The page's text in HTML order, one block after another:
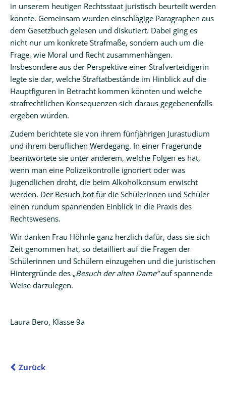
in unserem heutigen Rechtsstaat juristisch beurteilt werden
könnte. Gemeinsam wurden einschlägige Paragraphen aus
dem Gesetzbuch gelesen und diskutiert. Dabei ging es
nicht nur um konkrete Strafmaße, sondern auch um die
Frage, wie Moral und Recht zusammenhängen.
Insbesondere aus der Perspektive einer Strafverteidigerin
legte sie dar, welche Straftatbestände im Hinblick auf die
Hauptfiguren in Betracht kommen könnten und welche
strafrechtlichen Konsequenzen sich daraus gegebenenfalls
ergeben würden.
Zudem berichtete sie von ihrem fünfjährigen Jurastudium
und ihrem beruflichen Werdegang. In einer Fragerunde
beantwortete sie unter anderem, welche Folgen es hat,
wenn man eine Polizeikontrolle ignoriert oder was
Jugendlichen droht, die beim Alkoholkonsum erwischt
werden. Der Besuch bot für die Schülerinnen und Schüler
einen rundum spannenden Einblick in die Praxis des
Rechtswesens.
Wir danken Frau Höhnle ganz herzlich dafür, dass sie sich
Zeit genommen hat, so detailliert auf die Fragen der
Schülerinnen und Schülern einzugehen und die juristischen
Hintergründe des „Besuch der alten Dame“auf spannende
Weise darzulegen.
Laura Bero, Klasse 9a
Zurück